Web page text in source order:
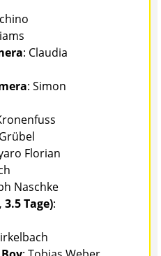
: Claudia
: Simon
Florian
Naschke
Tage):